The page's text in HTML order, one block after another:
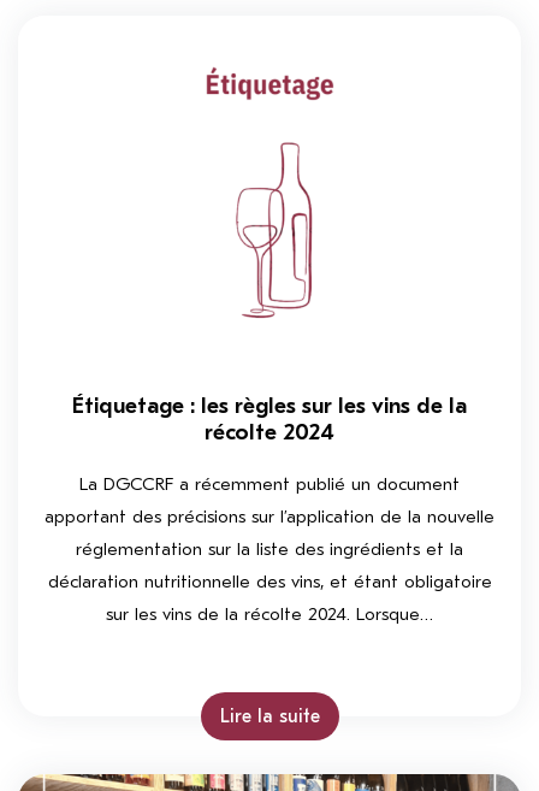
Étiquetage : les règles sur les vins de la
récolte 2024
La DGCCRF a récemment publié un document
apportant des précisions sur l’application de la nouvelle
réglementation sur la liste des ingrédients et la
déclaration nutritionnelle des vins, et étant obligatoire
sur les vins de la récolte 2024. Lorsque…
Lire la suite